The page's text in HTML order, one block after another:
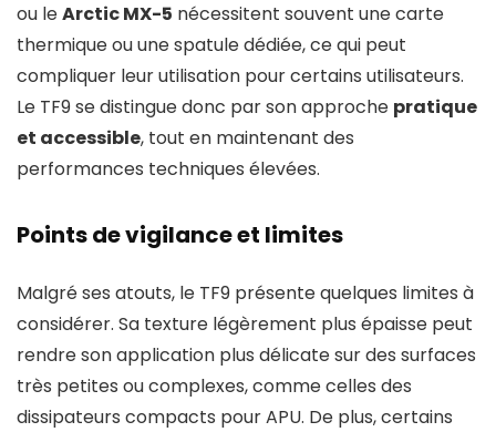
ou leArctic MX-5 nécessitent souvent une carte
thermique ou une spatule dédiée, ce qui peut
compliquer leur utilisation pour certains utilisateurs.
Le TF9 se distingue donc par son approche pratique
et accessible, tout en maintenant des
performances techniques élevées.
Points de vigilance et limites
Malgré ses atouts, le TF9 présente quelques limites à
considérer. Sa texture légèrement plus épaisse peut
rendre son application plus délicate sur des surfaces
très petites ou complexes, comme celles des
dissipateurs compacts pour APU. De plus, certains